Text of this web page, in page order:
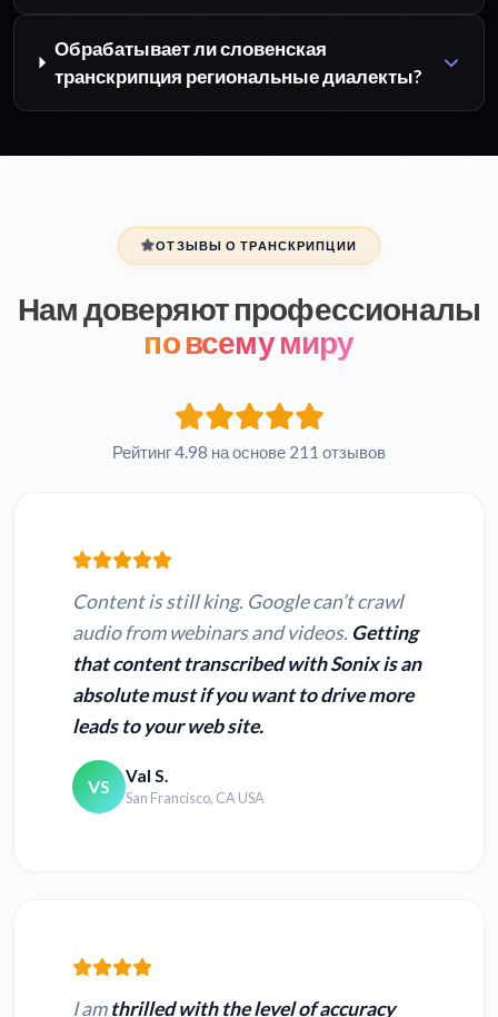
Обрабатывает ли словенская
транскрипция региональные диалекты?
ОТЗЫВЫ О ТРАНСКРИПЦИИ
Нам доверяют профессионалы
по всему миру
Рейтинг 4.98 на основе 211 отзывов
Content is still king. Google can’t crawl
audio from webinars and videos. Getting
that content transcribed with Sonix is an
absolute must if you want to drive more
leads to your web site.
VS Val S.
San Francisco, CA USA
I amthrilled with the level of accuracy